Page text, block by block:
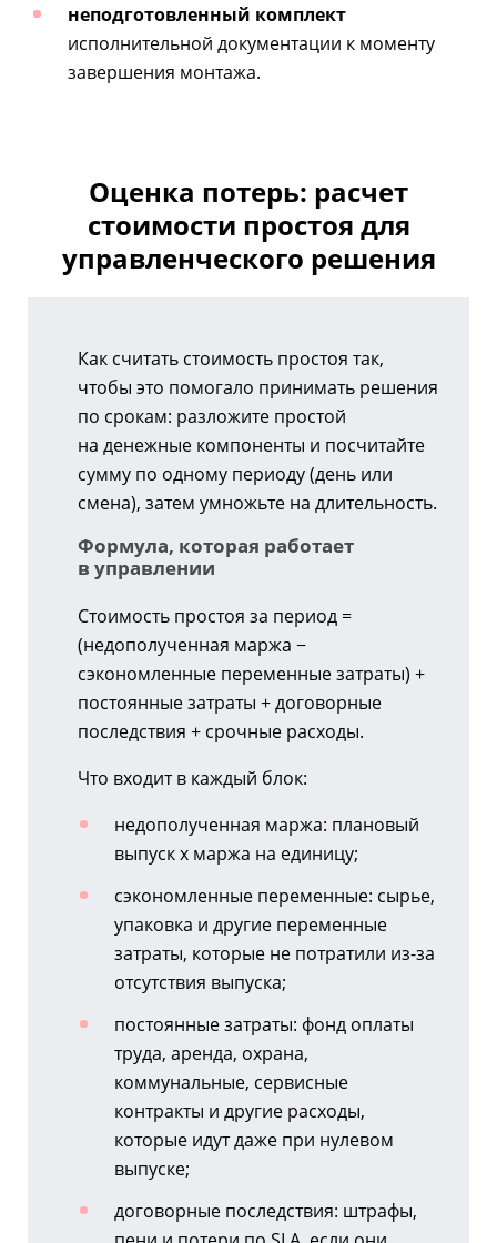
неподготовленный комплект
исполнительной документации к моменту
завершения монтажа.
Оценка потерь: расчет
стоимости простоя для
управленческого решения
Как считать стоимость простоя так,
чтобы это помогало принимать решения
по срокам: разложите простой
на денежные компоненты и посчитайте
сумму по одному периоду (день или
смена), затем умножьте на длительность.
Формула, которая работает
в управлении
Стоимость простоя за период =
(недополученная маржа −
сэкономленные переменные затраты) +
постоянные затраты + договорные
последствия + срочные расходы.
Что входит в каждый блок:
недополученная маржа: плановый
выпуск x маржа на единицу;
сэкономленные переменные: сырье,
упаковка и другие переменные
затраты, которые не потратили из-за
отсутствия выпуска;
постоянные затраты: фонд оплаты
труда, аренда, охрана,
коммунальные, сервисные
контракты и другие расходы,
которые идут даже при нулевом
выпуске;
договорные последствия: штрафы,